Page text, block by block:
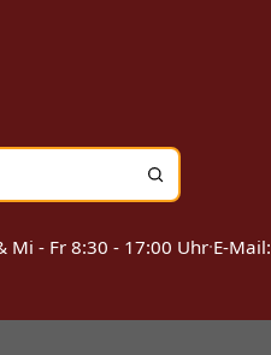
Mi - Fr 8:30 - 17:00 Uhr·E-Mail: